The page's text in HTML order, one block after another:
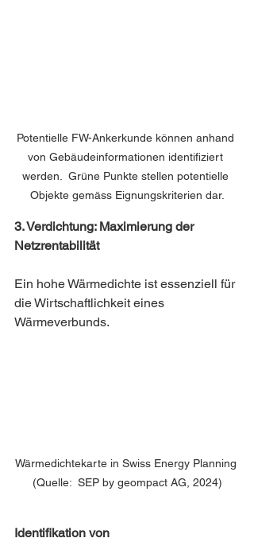
Potentielle FW-Ankerkunde können anhand
von Gebäudeinformationen identifiziert
werden.  Grüne Punkte stellen potentielle
Objekte gemäss Eignungskriterien dar.
3. Verdichtung: Maximierung der
Netzrentabilität
Ein hohe Wärmedichte ist essenziell für
die Wirtschaftlichkeit eines
Wärmeverbunds.
Wärmedichtekarte in Swiss Energy Planning
(Quelle:  SEP by geompact AG, 2024)
Identifikation von